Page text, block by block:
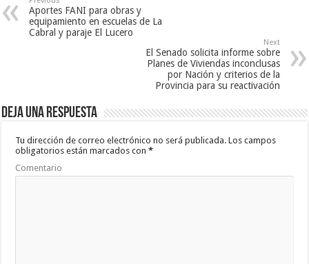
Aportes FANI para obras y
equipamiento en escuelas de La
Cabral y paraje El Lucero
Next
El Senado solicita informe sobre
Planes de Viviendas inconclusas
por Nación y criterios de la
Provincia para su reactivación
Deja una respuesta
Tu dirección de correo electrónico no será publicada. Los campos
obligatorios están marcados con*
Comentario